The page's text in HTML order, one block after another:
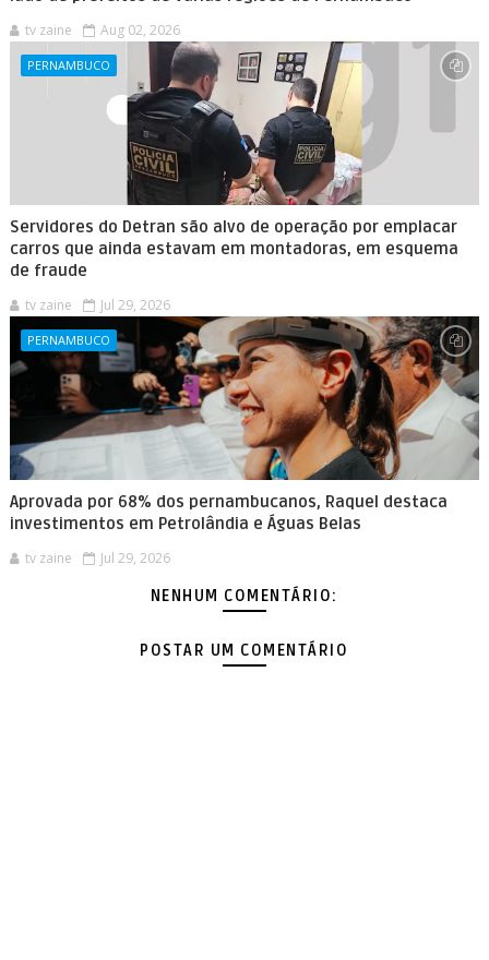
tv zaine Aug 02, 2026
PERNAMBUCO
Servidores do Detran são alvo de operação por emplacar
carros que ainda estavam em montadoras, em esquema
de fraude
tv zaine Jul 29, 2026
PERNAMBUCO
Aprovada por 68% dos pernambucanos, Raquel destaca
investimentos em Petrolândia e Águas Belas
tv zaine Jul 29, 2026
NENHUM COMENTÁRIO:
POSTAR UM COMENTÁRIO